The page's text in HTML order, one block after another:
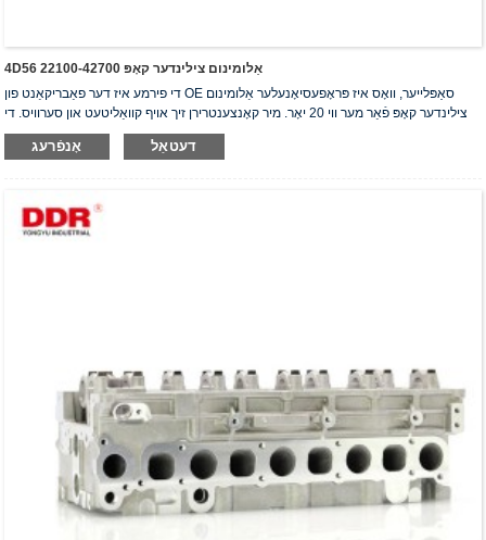
4D56 אַלומינום צילינדער קאָפּ 22100-42700
די פירמע איז דער פאַבריקאַנט פון OE סאַפּלייער, וואָס איז פּראָפעסיאָנעלער אַלומינום
צילינדער קאָפּ פֿאַר מער ווי 20 יאָר. מיר קאָנצענטרירן זיך אויף קוואַליטעט און סערוויס. די
צילינדער קאָפּ האָבן באַקומען די ISO16949 אויטענטיפֿיקאַציע סערטיפֿיקאַט, "דער
הויך-פאַרזיגלטער צילינדער קאָפּ", "די לאַנגע נוצלעכקייט פון צילינדער קאָפּ" און די אַנדערע
אָנפֿרעג דעטאַל